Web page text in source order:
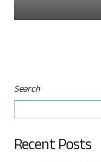
Search
Recent Posts